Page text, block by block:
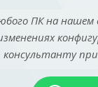
ПК на
консультанту